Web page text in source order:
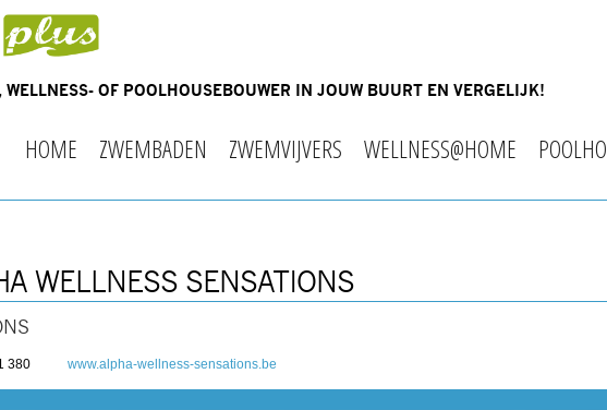
OF POOLHOUSEBOUWER IN JOUW BUURT EN VERGELIJK!
HOME ZWEMBADEN ZWEMVIJVERS WELLNESS@HOME
WELLNESS SENSATIONS
380 www.alpha-wellness-sensations.be